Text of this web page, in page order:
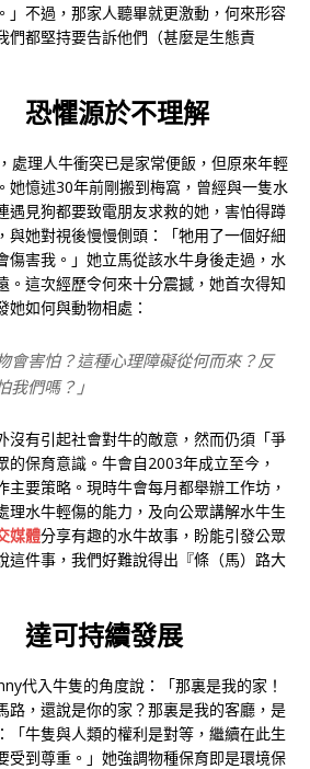
」不過，那家人聽畢就更激動，何來形容
們都堅持要告訴他們（甚麼是生態責
恐懼源於不理解
處理人牛衝突已是家常便飯，但原來年輕
她憶述30年前剛搬到梅窩，曾經與一隻水
遇見狗都要致電朋友求救的她，害怕得蹲
與她對視後慢慢側頭：「牠用了一個好細
傷害我。」她立馬從該水牛身後走過，水
。這次經歷令何來十分震撼，她首次得知
如何與動物相處：
會害怕？這種心理障礙從何而來？反
我們嗎？」
沒有引起社會對牛的敵意，然而仍須「爭
的保育意識。牛會自2003年成立至今，
主要策略。現時牛會每月都舉辦工作坊，
理水牛輕傷的能力，及向公眾講解水牛生
媒體分享有趣的水牛故事，盼能引發公眾
這件事，我們好難說得出『條（馬）路大
達可持續發展
代入牛隻的角度說：「那裏是我的家！
路，還說是你的家？那裏是我的客廳，是
「牛隻與人類的權利是對等，繼續在此生
受到尊重。」她強調物種保育即是環境保